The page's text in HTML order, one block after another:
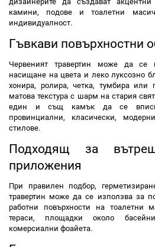
камини, подове и тоалетни
индивидуалност.
Гъвкави повърхностни
Червеният травертин може да се
насищане на цвета и леко луксозно
хонира, ролира, четка, тумбира или
матова текстура с шарм на стария
един и същ камък да се
провинциални, класически,
стилове.
Подходящ за
приложения
При правилен подбор,
травертин може да се използва за
работни повърхности на тоалетни
тераси, площадки около
комерсиални фоайета.